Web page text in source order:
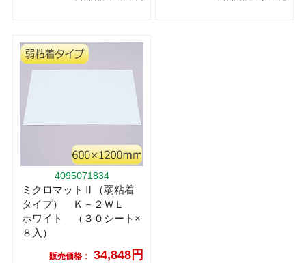
4095071834
ミクロマットⅡ（弱粘着
タイプ） Ｋ－２ＷＬ
ホワイト （３０シート×
８入）
販売価格： 34,848円